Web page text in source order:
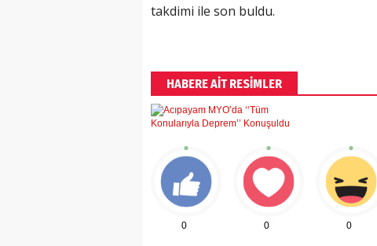
takdimi ile son buldu.
HABERE AİT RESİMLER
0 0 0